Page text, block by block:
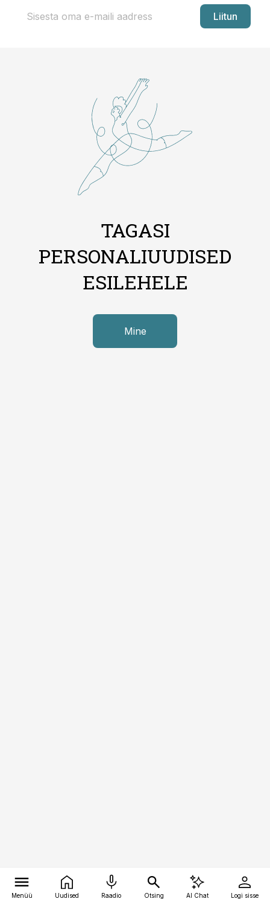
Liitun
TAGASI
PERSONALIUUDISED
ESILEHELE
Mine
Menüü Uudised Raadio Otsing AI Chat Logi sisse